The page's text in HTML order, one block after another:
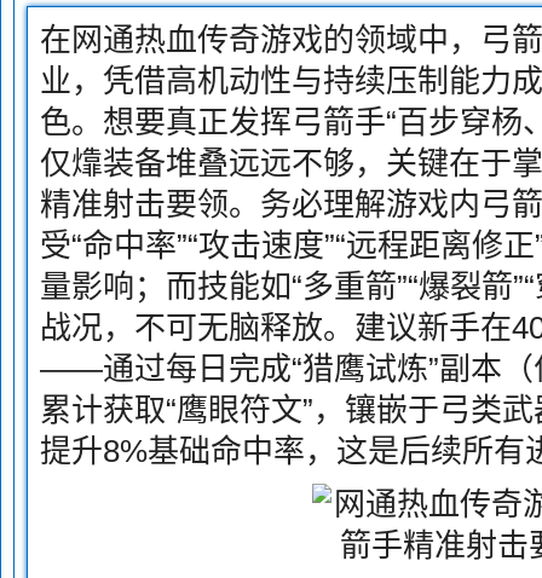
在网通热血传奇游戏的领域中，弓
业，凭借高机动性与持续压制能力
色。想要真正发挥弓箭手“百步穿杨
仅㸆装备堆叠远远不够，关键在于
精准射击要领。务必理解游戏内弓
受“命中率”“攻击速度”“远程距离修
量影响；而技能如“多重箭”“爆裂箭
战况，不可无脑释放。建议新手在
——通过每日完成“猎鹰试炼”副本
累计获取“鹰眼符文”，镶嵌于弓类
提升8%基础命中率，这是后续所有